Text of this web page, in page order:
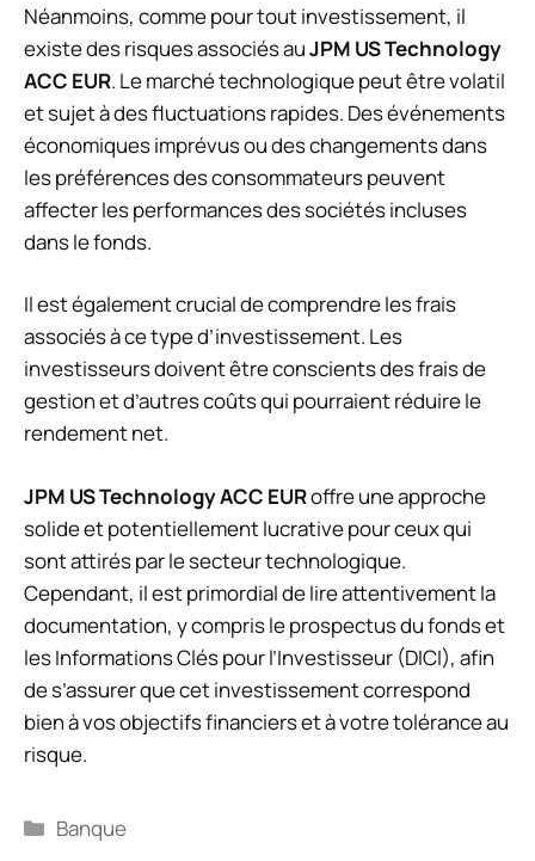
Néanmoins, comme pour tout investissement, il
existe des risques associés auJPM US Technology
ACC EUR. Le marché technologique peut être volatil
et sujet à des fluctuations rapides. Des événements
économiques imprévus ou des changements dans
les préférences des consommateurs peuvent
affecter les performances des sociétés incluses
dans le fonds.
Il est également crucial de comprendre les frais
associés à ce type d’investissement. Les
investisseurs doivent être conscients des frais de
gestion et d’autres coûts qui pourraient réduire le
rendement net.
JPM US Technology ACC EURoffre une approche
solide et potentiellement lucrative pour ceux qui
sont attirés par le secteur technologique.
Cependant, il est primordial de lire attentivement la
documentation, y compris le prospectus du fonds et
les Informations Clés pour l’Investisseur (DICI), afin
de s’assurer que cet investissement correspond
bien à vos objectifs financiers et à votre tolérance au
risque.
Catégories
Banque